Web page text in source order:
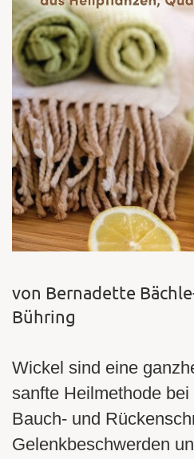
von Bernadette
Bühring
Wickel sind eine
sanfte Heilmethode
Bauch- und
Gelenkbeschwerden